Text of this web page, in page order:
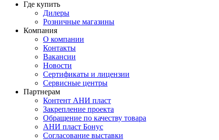
Где купить
Дилеры
Розничные магазины
Компания
О компании
Контакты
Вакансии
Новости
Сертификаты и лицензии
Сервисные центры
Партнерам
Контент АНИ пласт
Закрепление проекта
Обращение по качеству товара
АНИ пласт Бонус
Согласование выставки